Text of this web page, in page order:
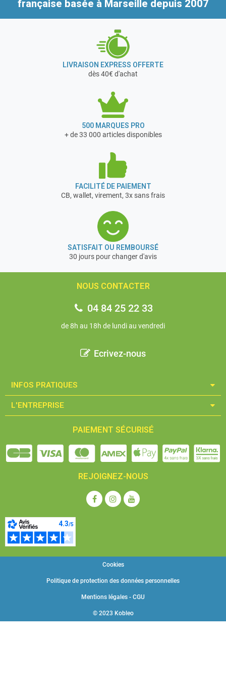
française basée à Marseille depuis 2007
LIVRAISON EXPRESS OFFERTE
dès 40€ d'achat
500 MARQUES PRO
+ de 33 000 articles disponibles
FACILITÉ DE PAIEMENT
CB, wallet, virement, 3x sans frais
SATISFAIT OU REMBOURSÉ
30 jours pour changer d'avis
NOUS CONTACTER
04 84 25 22 33
de 8h au 18h de lundi au vendredi
Ecrivez-nous
INFOS PRATIQUES​
L'ENTREPRISE​
PAIEMENT SÉCURISÉ
REJOIGNEZ-NOUS
© 2023 Kobleo
Mentions légales - CGU
Politique de protection des données personnelles
Cookies